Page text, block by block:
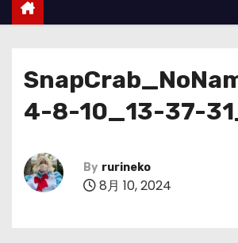
4-8-10_13-37-
By rurineko
8月 10, 2024